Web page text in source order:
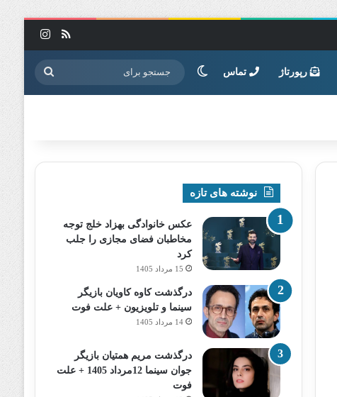
خوراک
رپورتاژ تماس تغییر پوسته جستجو
برای
نوشته های تازه
عکس خانوادگی بهزاد خلج توجه
مخاطبان فضای مجازی را جلب
کرد
15 مرداد 1405
درگذشت کاوه کاویان بازیگر
سینما و تلویزیون + علت فوت
14 مرداد 1405
درگذشت مریم همتیان بازیگر
جوان سینما 12مرداد 1405 + علت
فوت